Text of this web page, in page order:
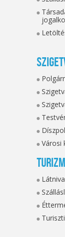
Városi